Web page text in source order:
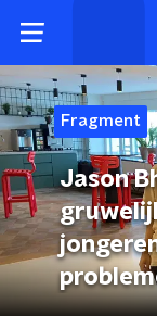
Fragment
Jason